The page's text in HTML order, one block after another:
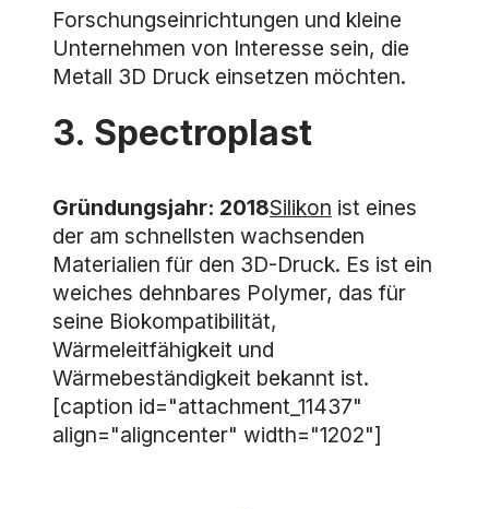
Forschungseinrichtungen und kleine
Unternehmen von Interesse sein, die
Metall 3D Druck einsetzen möchten.
3. Spectroplast
Gründungsjahr: 2018Silikon ist eines
der am schnellsten wachsenden
Materialien für den 3D-Druck. Es ist ein
weiches dehnbares Polymer, das für
seine Biokompatibilität,
Wärmeleitfähigkeit und
Wärmebeständigkeit bekannt ist.
[caption id="attachment_11437"
align="aligncenter" width="1202"]